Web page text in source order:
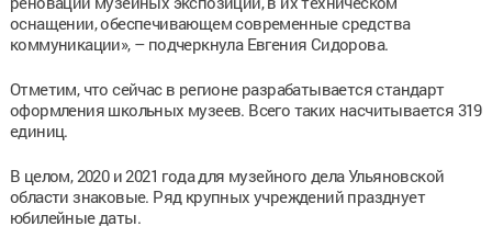
оснащении, обеспечивающем современные средства
коммуникации», – подчеркнула Евгения Сидорова.
Отметим, что сейчас в регионе разрабатывается стандарт
оформления школьных музеев. Всего таких насчитывается 319
единиц.
В целом, 2020 и 2021 года для музейного дела Ульяновской
области знаковые. Ряд крупных учреждений празднует
юбилейные даты.